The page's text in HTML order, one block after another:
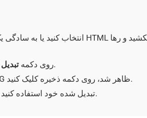
برای آپلود HTML و تبدیل آن به فایل JPG روی دکمه تبدیل
کلیک کنید.
وقتی بعد از تبدیل موفقیت آمیز فرمت HTML به JPG ظاهر شد، روی دکمه ذخیره کلیک کنید.
این همه است! در صورت نیاز می توانید از سند JPG تبدیل شده خود استفاده کنید.